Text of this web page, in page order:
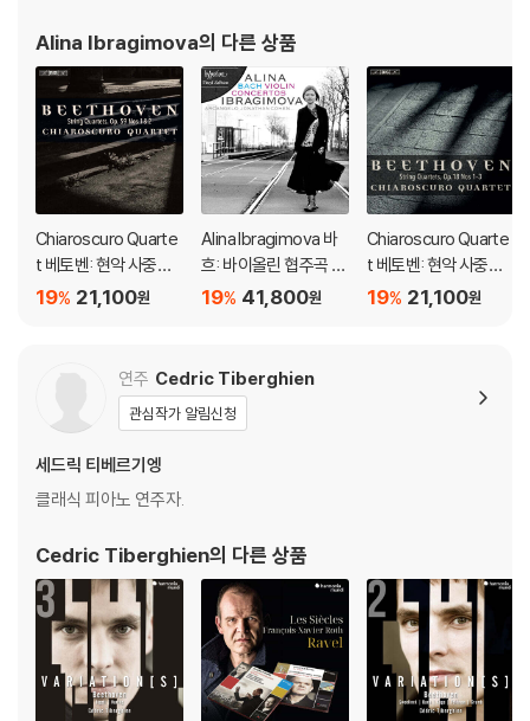
Alina Ibragimova의 다른 상품
Chiaroscuro Quarte
t 베토벤: 현악 사중주
Op.59, 1 & 2번 (Beet
2) [SACD Hybrid]
21,100원
19%
Alina Ibragimova 바
흐: 바이올린 협주곡 (B
ach: Violin Concerto
41,800원
19%
Chiaroscuro Quarte
t 베토벤: 현악 사중주 1
집 - 키아로스쿠로 사
21,100원
19%
연주 Cedric Tiberghien
관심작가 알림신청
세드릭 티베르기엥
클래식 피아노 연주자.
Cedric Tiberghien의 다른 상품